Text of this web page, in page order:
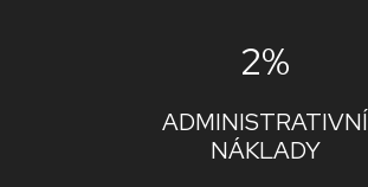
2%
ADMINISTRATIVNÍ
NÁKLADY